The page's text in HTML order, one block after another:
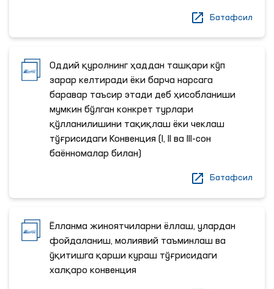
Батафсил
Оддий қуролнинг ҳаддан ташқари кўп
зарар келтиради ёки барча нарсага
баравар таъсир этади деб ҳисобланиши
мумкин бўлган конкрет турлари
қўлланилишини тақиқлаш ёки чеклаш
тўғрисидаги Конвенция (I, II ва III-сон
баённомалар билан)
Батафсил
Ёлланма жиноятчиларни ёллаш, улардан
фойдаланиш, молиявий таъминлаш ва
ўқитишга қарши кураш тўғрисидаги
халқаро конвенция